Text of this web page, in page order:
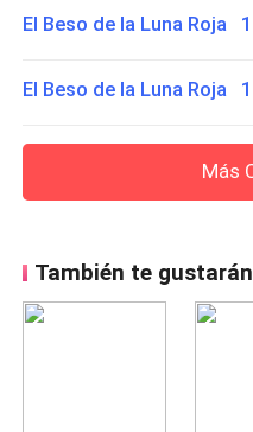
El Beso de la Luna Roja
El Beso de la Luna Roja
Más
También te gustarán